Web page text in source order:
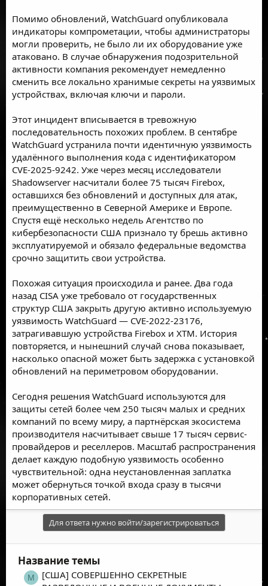
Помимо обновлений, WatchGuard опубликовала
индикаторы компрометации, чтобы администраторы
могли проверить, не было ли их оборудование уже
атаковано. В случае обнаружения подозрительной
активности компания рекомендует немедленно
сменить все локально хранимые секреты на уязвимых
устройствах, включая ключи и пароли.
Этот инцидент вписывается в тревожную
последовательность похожих проблем. В сентябре
WatchGuard устранила почти идентичную уязвимость
удалённого выполнения кода с идентификатором
CVE-2025-9242. Уже через месяц исследователи
Shadowserver насчитали более 75 тысяч Firebox,
оставшихся без обновлений и доступных для атак,
преимущественно в Северной Америке и Европе.
Спустя ещё несколько недель Агентство по
кибербезопасности США признало ту брешь активно
эксплуатируемой и обязало федеральные ведомства
срочно защитить свои устройства.
Похожая ситуация происходила и ранее. Два года
назад CISA уже требовало от государственных
структур США закрыть другую активно используемую
уязвимость WatchGuard — CVE-2022-23176,
затрагивавшую устройства Firebox и XTM. История
повторяется, и нынешний случай снова показывает,
насколько опасной может быть задержка с установкой
обновлений на периметровом оборудовании.
Сегодня решения WatchGuard используются для
защиты сетей более чем 250 тысяч малых и средних
компаний по всему миру, а партнёрская экосистема
производителя насчитывает свыше 17 тысяч сервис-
провайдеров и реселлеров. Масштаб распространения
делает каждую подобную уязвимость особенно
чувствительной: одна неустановленная заплатка
может обернуться точкой входа сразу в тысячи
корпоративных сетей.
Для ответа нужно войти/зарегистрироваться
Название темы
M
[США] СОВЕРШЕННО СЕКРЕТНЫЕ